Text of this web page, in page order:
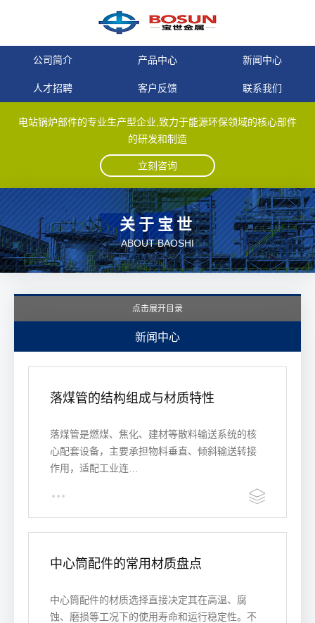
公司简介 产品中心 新闻中心
人才招聘 客户反馈 联系我们
电站锅炉部件的专业生产型企业,致力于能源环保领域的核心部件
的研发和制造
立刻咨询
关于宝世
ABOUT BAOSHI
点击展开目录
新闻中心
落煤管的结构组成与材质特性
落煤管是燃煤、焦化、建材等散料输送系统的核
心配套设备，主要承担物料垂直、倾斜输送转接
作用，适配工业连…
中心筒配件的常用材质盘点
中心筒配件的材质选择直接决定其在高温、腐
蚀、磨损等工况下的使用寿命和运行稳定性。不